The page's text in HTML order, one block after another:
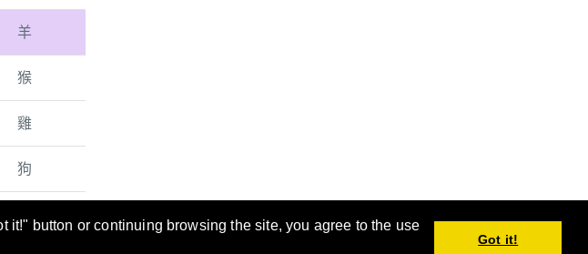
button or continuing browsing the site, you agree to the use
Got it!
羊
猴
雞
狗
當您填寫文件時的好幫手。